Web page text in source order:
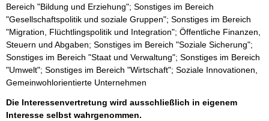
Bereich "Bildung und Erziehung"; Sonstiges im Bereich
"Gesellschaftspolitik und soziale Gruppen"; Sonstiges im Bereich
"Migration, Flüchtlingspolitik und Integration"; Öffentliche Finanzen,
Steuern und Abgaben; Sonstiges im Bereich "Soziale Sicherung";
Sonstiges im Bereich "Staat und Verwaltung"; Sonstiges im Bereich
"Umwelt"; Sonstiges im Bereich "Wirtschaft"; Soziale Innovationen,
Gemeinwohlorientierte Unternehmen
Die Interessenvertretung wird ausschließlich in eigenem
Interesse selbst wahrgenommen.